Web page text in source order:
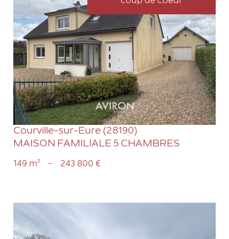
VOIR LE BIEN
Courville-sur-Eure (28190)
MAISON FAMILIALE 5 CHAMBRES
149 m² - 243 800 €